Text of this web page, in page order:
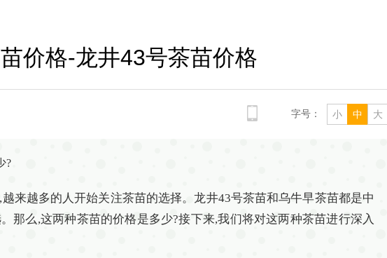
价格-龙井43号茶苗价格
小 中 大
字号：
?
来越多的人开始关注茶苗的选择。龙井43号茶苗和乌牛早茶苗都是中
那么,这两种茶苗的价格是多少?接下来,我们将对这两种茶苗进行深入